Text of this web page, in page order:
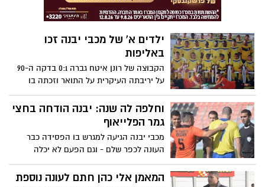
ילדים א' של מכבי יבנה זכו
באליפות
הקבוצה של רונן איטח גברה 0:1 בדקה ה-90
על יריבתה העיקרית על התואר וזכתה בו
כשנותרו כ-3 מחזורים לסיום. את השער
היחיד במשחק כבש אביב עשור. השוער רון
אוחנה הצטיין
וחלפה לה שנה: יבנה הודחה בחצי
גמר הפלייאוף
מכבי יבנה הגיעה למגרש בו הפסידה כבר
העונה לכפר שלם - וגם הפעם לא יכלה
לחבורה הכתומה. פרחי דווקא העלה את
חניכיו של אלי כהן ליתרון, אך היריבה הגיבה
המאמן אלי כהן חתם לעונה נוספת